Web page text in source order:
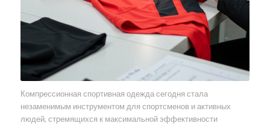
Компрессионная спортивная одежда сегодня стала
незаменимым инструментом для спортсменов и активных
людей, стремящихся к максимальной эффективности